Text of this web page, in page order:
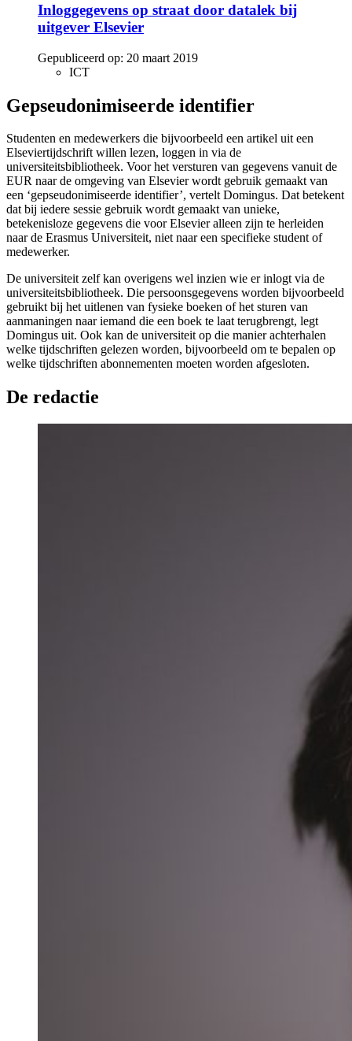
Inloggegevens op straat door datalek bij
uitgever Elsevier
Gepubliceerd op: 20 maart 2019
ICT
Gepseudonimiseerde identifier
Studenten en medewerkers die bijvoorbeeld een artikel uit een
Elseviertijdschrift willen lezen, loggen in via de
universiteitsbibliotheek. Voor het versturen van gegevens vanuit de
EUR naar de omgeving van Elsevier wordt gebruik gemaakt van
een ‘gepseudonimiseerde identifier’, vertelt Domingus. Dat betekent
dat bij iedere sessie gebruik wordt gemaakt van unieke,
betekenisloze gegevens die voor Elsevier alleen zijn te herleiden
naar de Erasmus Universiteit, niet naar een specifieke student of
medewerker.
De universiteit zelf kan overigens wel inzien wie er inlogt via de
universiteitsbibliotheek. Die persoonsgegevens worden bijvoorbeeld
gebruikt bij het uitlenen van fysieke boeken of het sturen van
aanmaningen naar iemand die een boek te laat terugbrengt, legt
Domingus uit. Ook kan de universiteit op die manier achterhalen
welke tijdschriften gelezen worden, bijvoorbeeld om te bepalen op
welke tijdschriften abonnementen moeten worden afgesloten.
De redactie